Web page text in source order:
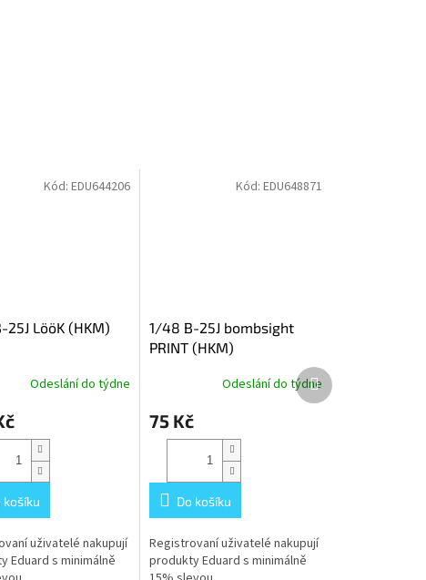
25J LööK (HKM)
Odeslání do týdne
košíku
uživatelé nakupují
Eduard s minimálně
Kód:EDU644206
1/48 B-25J bombsight
PRINT (HKM)
Odeslání do týdne
75 Kč
Do košíku
Registrovaní uživatelé nakupují
produkty Eduard s minimálně
Kód: EDU648871
Další
produkt